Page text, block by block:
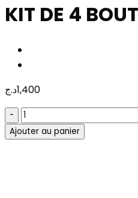
KIT DE 4
1,400د.ج
quantité
de
KIT
Ajouter au panier